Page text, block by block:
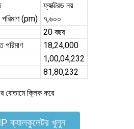
ফ্যাক্টরড নয়
পরিমাণ (pm)
৭,৬০০
20 বছর
পরিমাণ
18,24,000
1,00,04,232
81,80,232
বোতামে ক্লিক করে
ক্যালকুলেটর খুলুন